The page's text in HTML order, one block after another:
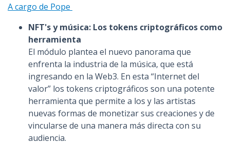
A cargo de Pope
NFT's y música: Los tokens criptográficos como
herramienta
El módulo plantea el nuevo panorama que
enfrenta la industria de la música, que está
ingresando en la Web3. En esta “Internet del
valor” los tokens criptográficos son una potente
herramienta que permite a los y las artistas
nuevas formas de monetizar sus creaciones y de
vincularse de una manera más directa con su
audiencia.